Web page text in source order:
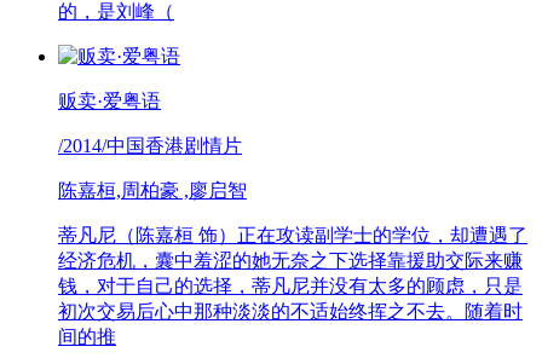
的，是刘峰（
贩卖·爱粤语
/2014/中国香港剧情片
陈嘉桓,周柏豪 ,廖启智
蒂凡尼（陈嘉桓 饰）正在攻读副学士的学位，却遭遇了
经济危机，囊中羞涩的她无奈之下选择靠援助交际来赚
钱，对于自己的选择，蒂凡尼并没有太多的顾虑，只是
初次交易后心中那种淡淡的不适始终挥之不去。随着时
间的推